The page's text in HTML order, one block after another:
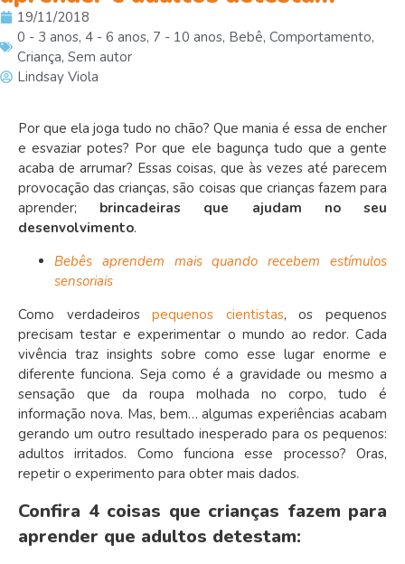
19/11/2018
0 - 3 anos, 4 - 6 anos, 7 - 10 anos, Bebê, Comportamento,
Criança, Sem autor
Lindsay Viola
Por que ela joga tudo no chão? Que mania é essa de encher
e esvaziar potes? Por que ele bagunça tudo que a gente
acaba de arrumar? Essas coisas, que às vezes até parecem
provocação das crianças, são coisas que crianças fazem para
aprender; brincadeiras que ajudam no seu
desenvolvimento.
Bebês aprendem mais quando recebem estímulos
sensoriais
Como verdadeirospequenos cientistas, os pequenos
precisam testar e experimentar o mundo ao redor. Cada
vivência traz insights sobre como esse lugar enorme e
diferente funciona. Seja como é a gravidade ou mesmo a
sensação que da roupa molhada no corpo, tudo é
informação nova. Mas, bem… algumas experiências acabam
gerando um outro resultado inesperado para os pequenos:
adultos irritados. Como funciona esse processo? Oras,
repetir o experimento para obter mais dados.
Confira 4 coisas que crianças fazem para
aprender que adultos detestam: